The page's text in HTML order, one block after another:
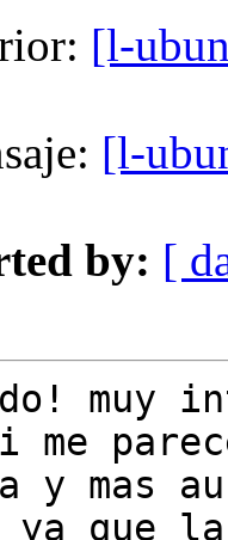
[l-
[l-
by: [
muy
me
y mas
que la